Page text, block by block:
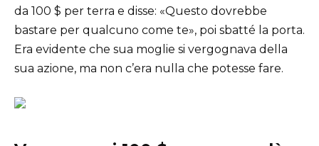
da 100 $ per terra e disse: «Questo dovrebbe
bastare per qualcuno come te», poi sbatté la porta.
Era evidente che sua moglie si vergognava della
sua azione, ma non c’era nulla che potesse fare.